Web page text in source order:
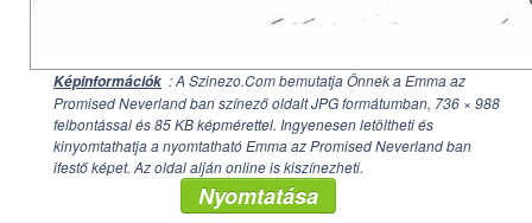
Képinformációk : A Szinezo.Com bemutatja Önnek a Emma az
Promised Neverland ban színező oldalt JPG formátumban, 736 × 988
felbontással és 85 KB képmérettel. Ingyenesen letöltheti és
kinyomtathatja a nyomtatható Emma az Promised Neverland ban
ifestő képet. Az oldal alján online is kiszínezheti.
Nyomtatása